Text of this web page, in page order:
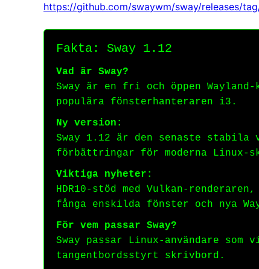
https://github.com/swaywm/sway/releases/tag/
Fakta: Sway 1.12
Vad är Sway?
Sway är en fri och öppen Wayland-
populära fönsterhanteraren i3.
Ny version:
Sway 1.12 är den senaste
förbättringar för moderna Linux-
Viktiga nyheter:
HDR10-stöd med Vulkan-
fånga enskilda fönster och nya
För vem passar Sway?
Sway passar Linux-användare
tangentbordsstyrt skrivbord.